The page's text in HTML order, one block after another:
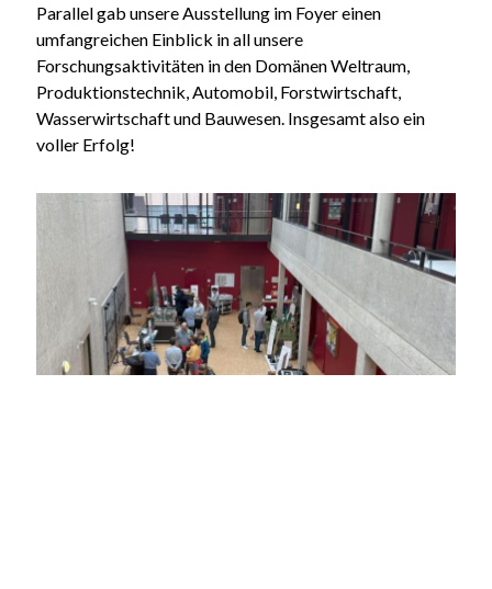
Parallel gab unsere Ausstellung im Foyer einen
umfangreichen Einblick in all unsere
Forschungsaktivitäten in den Domänen Weltraum,
Produktionstechnik, Automobil, Forstwirtschaft,
Wasserwirtschaft und Bauwesen. Insgesamt also ein
voller Erfolg!